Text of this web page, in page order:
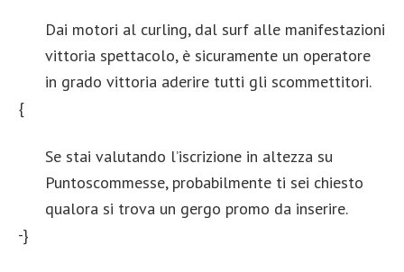
Dai motori al curling, dal surf alle manifestazioni
vittoria spettacolo, è sicuramente un operatore
in grado vittoria aderire tutti gli scommettitori.
{
Se stai valutando l’iscrizione in altezza su
Puntoscommesse, probabilmente ti sei chiesto
qualora si trova un gergo promo da inserire.
-}